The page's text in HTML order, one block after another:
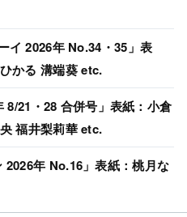
イ 2026年 No.34・35」表
かる 溝端葵 etc.
8/21・28 合併号」表紙：小倉
福井梨莉華 etc.
2026年 No.16」表紙：桃月な